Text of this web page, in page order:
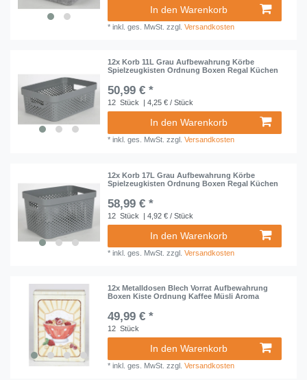
In den Warenkorb
*inkl. ges. MwSt. zzgl.Versandkosten
12x Korb 11L Grau Aufbewahrung Körbe
Spielzeugkisten Ordnung Boxen Regal Küchen
50,99 € *
12 Stück | 4,25 € / Stück
In den Warenkorb
*inkl. ges. MwSt. zzgl.Versandkosten
12x Korb 17L Grau Aufbewahrung Körbe
Spielzeugkisten Ordnung Boxen Regal Küchen
58,99 € *
12 Stück | 4,92 € / Stück
In den Warenkorb
*inkl. ges. MwSt. zzgl.Versandkosten
12x Metalldosen Blech Vorrat Aufbewahrung
Boxen Kiste Ordnung Kaffee Müsli Aroma
49,99 € *
12 Stück
In den Warenkorb
*inkl. ges. MwSt. zzgl.Versandkosten